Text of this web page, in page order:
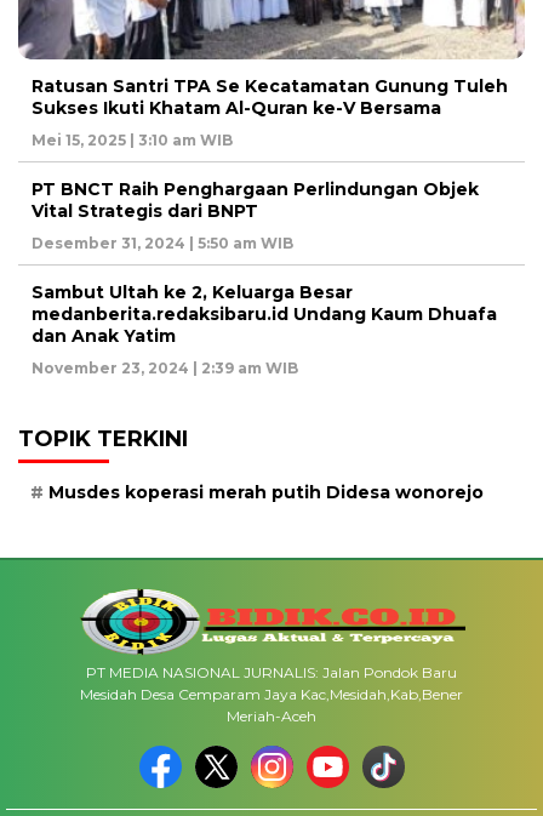
Ratusan Santri TPA Se Kecatamatan Gunung Tuleh
Sukses Ikuti Khatam Al-Quran ke-V Bersama
Mei 15, 2025 | 3:10 am WIB
PT BNCT Raih Penghargaan Perlindungan Objek
Vital Strategis dari BNPT
Desember 31, 2024 | 5:50 am WIB
Sambut Ultah ke 2, Keluarga Besar
medanberita.redaksibaru.id Undang Kaum Dhuafa
dan Anak Yatim
November 23, 2024 | 2:39 am WIB
TOPIK TERKINI
Musdes koperasi merah putih Didesa wonorejo
PT MEDIA NASIONAL JURNALIS: Jalan Pondok Baru
Mesidah Desa Cemparam Jaya Kac,Mesidah,Kab,Bener
Meriah-Aceh